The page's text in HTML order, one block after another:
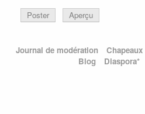
Poster Aperçu
Journal de modération Chapeaux
Blog
Diaspora*